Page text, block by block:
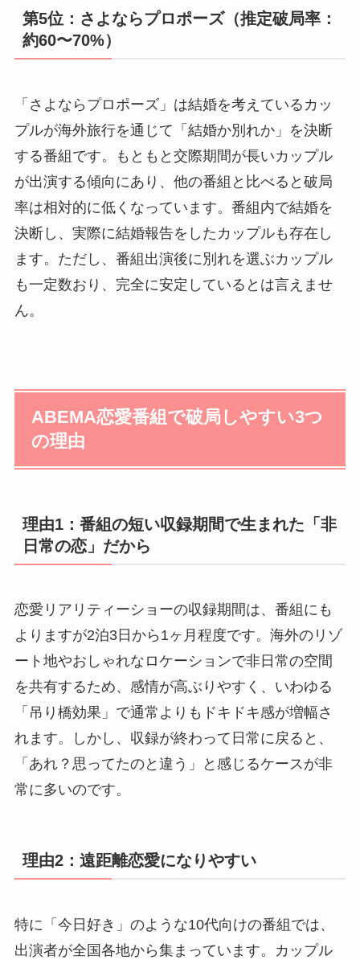
第5位：さよならプロポーズ（推定破局率：
約60〜70%）
「さよならプロポーズ」は結婚を考えているカッ
プルが海外旅行を通じて「結婚か別れか」を決断
する番組です。もともと交際期間が長いカップル
が出演する傾向にあり、他の番組と比べると破局
率は相対的に低くなっています。番組内で結婚を
決断し、実際に結婚報告をしたカップルも存在し
ます。ただし、番組出演後に別れを選ぶカップル
も一定数おり、完全に安定しているとは言えませ
ん。
ABEMA恋愛番組で破局しやすい3つ
の理由
理由1：番組の短い収録期間で生まれた「非
日常の恋」だから
恋愛リアリティーショーの収録期間は、番組にも
よりますが2泊3日から1ヶ月程度です。海外のリゾ
ート地やおしゃれなロケーションで非日常の空間
を共有するため、感情が高ぶりやすく、いわゆる
「吊り橋効果」で通常よりもドキドキ感が増幅さ
れます。しかし、収録が終わって日常に戻ると、
「あれ？思ってたのと違う」と感じるケースが非
常に多いのです。
理由2：遠距離恋愛になりやすい
特に「今日好き」のような10代向けの番組では、
出演者が全国各地から集まっています。カップル